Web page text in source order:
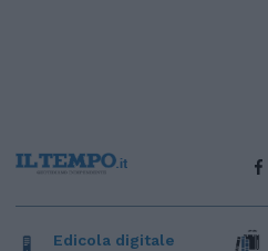
Edicola digitale